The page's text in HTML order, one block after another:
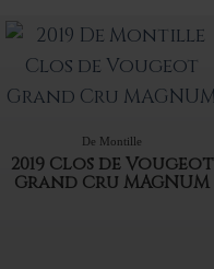
De Montille
2019 Clos de Vougeot
Grand Cru MAGNUM